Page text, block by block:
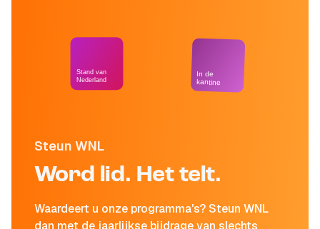
Steun WNL
Word lid. Het telt.
Waardeert u onze programma's? Steun WNL
Stand van
Nederland
In de
kantine